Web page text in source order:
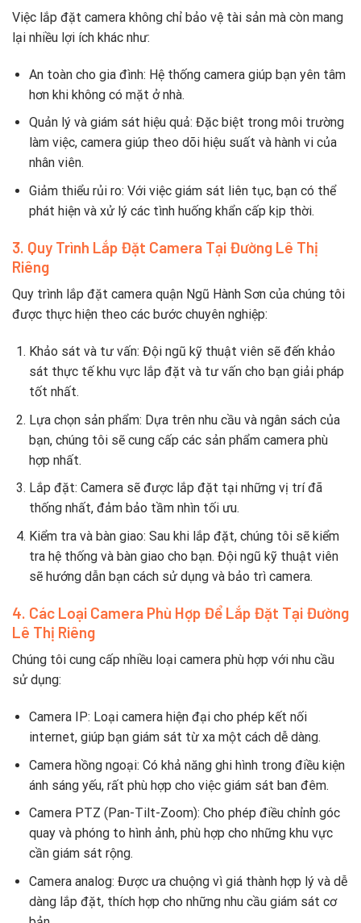
Việc lắp đặt camera không chỉ bảo vệ tài sản mà còn mang
lại nhiều lợi ích khác như:
An toàn cho gia đình: Hệ thống camera giúp bạn yên tâm
hơn khi không có mặt ở nhà.
Quản lý và giám sát hiệu quả: Đặc biệt trong môi trường
làm việc, camera giúp theo dõi hiệu suất và hành vi của
nhân viên.
Giảm thiểu rủi ro: Với việc giám sát liên tục, bạn có thể
phát hiện và xử lý các tình huống khẩn cấp kịp thời.
3. Quy Trình Lắp Đặt Camera Tại Đường Lê Thị
Riêng
Quy trình lắp đặt camera quận Ngũ Hành Sơn của chúng tôi
được thực hiện theo các bước chuyên nghiệp:
Khảo sát và tư vấn: Đội ngũ kỹ thuật viên sẽ đến khảo
sát thực tế khu vực lắp đặt và tư vấn cho bạn giải pháp
tốt nhất.
Lựa chọn sản phẩm: Dựa trên nhu cầu và ngân sách của
bạn, chúng tôi sẽ cung cấp các sản phẩm camera phù
hợp nhất.
Lắp đặt: Camera sẽ được lắp đặt tại những vị trí đã
thống nhất, đảm bảo tầm nhìn tối ưu.
Kiểm tra và bàn giao: Sau khi lắp đặt, chúng tôi sẽ kiểm
tra hệ thống và bàn giao cho bạn. Đội ngũ kỹ thuật viên
sẽ hướng dẫn bạn cách sử dụng và bảo trì camera.
4. Các Loại Camera Phù Hợp Để Lắp Đặt Tại Đường
Lê Thị Riêng
Chúng tôi cung cấp nhiều loại camera phù hợp với nhu cầu
sử dụng:
Camera IP: Loại camera hiện đại cho phép kết nối
internet, giúp bạn giám sát từ xa một cách dễ dàng.
Camera hồng ngoại: Có khả năng ghi hình trong điều kiện
ánh sáng yếu, rất phù hợp cho việc giám sát ban đêm.
Camera PTZ (Pan-Tilt-Zoom): Cho phép điều chỉnh góc
quay và phóng to hình ảnh, phù hợp cho những khu vực
cần giám sát rộng.
Camera analog: Được ưa chuộng vì giá thành hợp lý và dễ
dàng lắp đặt, thích hợp cho những nhu cầu giám sát cơ